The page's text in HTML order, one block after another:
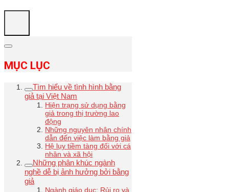
MỤC LỤC
Tìm hiểu về tình hình bằng
giả tại Việt Nam
Hiện trạng sử dụng bằng
giả trong thị trường lao
động
Những nguyên nhân chính
dẫn đến việc làm bằng giả
Hệ lụy tiềm tàng đối với cá
nhân và xã hội
Những phân khúc ngành
nghề dễ bị ảnh hưởng bởi bằng
giả
Ngành giáo dục: Rủi ro và